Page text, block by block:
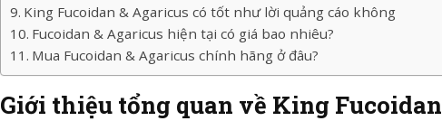
King Fucoidan & Agaricus có tốt như lời quảng cáo không
Fucoidan & Agaricus hiện tại có giá bao nhiêu?
Mua Fucoidan & Agaricus chính hãng ở đâu?
Giới thiệu tổng quan về King Fucoidan